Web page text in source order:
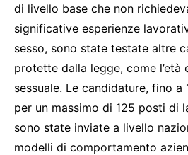
di livello base che non
significative esperienze
sesso, sono state testate altre
protette dalla legge, come l’età
sessuale. Le candidature, fino a
per un massimo di 125 posti di
sono state inviate a livello
modelli di comportamento